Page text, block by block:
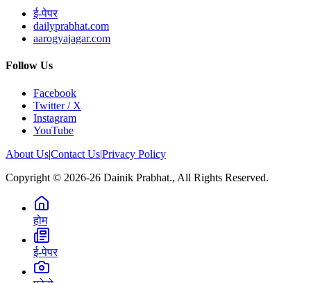
ई-पेपर
dailyprabhat.com
aarogyajagar.com
Follow Us
Facebook
Twitter / X
Instagram
YouTube
About Us|Contact Us|Privacy Policy
Copyright © 2026-26 Dainik Prabhat., All Rights Reserved.
होम
ई-पेपर